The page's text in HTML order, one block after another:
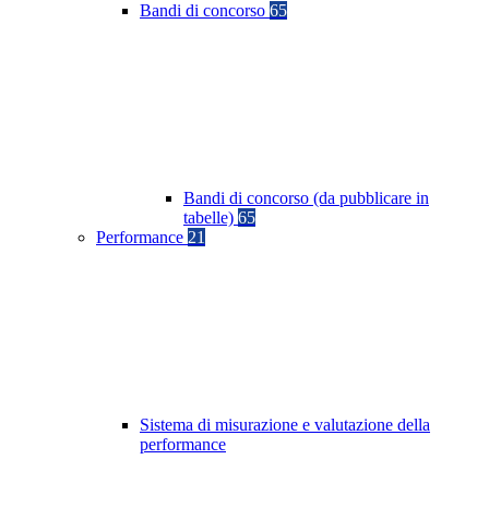
Bandi di concorso 65
Bandi di concorso (da pubblicare in
tabelle) 65
Performance 21
Sistema di misurazione e valutazione della
performance